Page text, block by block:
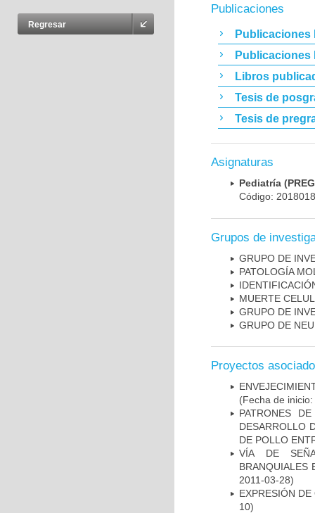
Regresar
Publicaciones
Publicaciones
Publicaciones
Libros
Tesis de
Tesis de
Asignaturas
Pediatría
Código:
Grupos de
GRUPO DE
PATOLOGÍA
MUERTE
GRUPO DE
GRUPO DE
Proyectos
(Fecha de
PATRONES
DESARROLLO
DE POLLO
VÍA DE
BRANQUIALES
2011-03-28)
EXPRESIÓN
10)